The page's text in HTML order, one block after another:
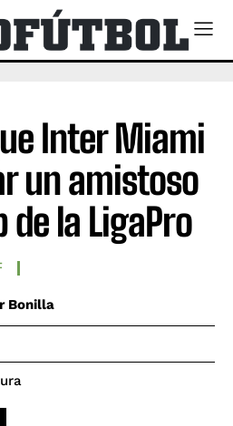
Inter Miami
un amistoso
la LigaPro
Bonilla